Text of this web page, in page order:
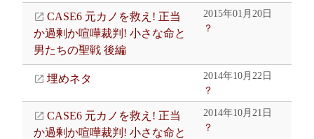
CASE6 元カノを救え! 正当
か過剰か喧嘩裁判! 小さな命と
男たちの聖戦 後編
2015年01月20日
？
埋めネタ
2014年10月22日
？
CASE6 元カノを救え! 正当
か過剰か喧嘩裁判! 小さな命と
2014年10月21日
？